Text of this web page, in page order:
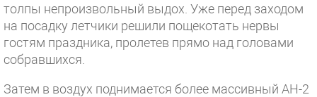
толпы непроизвольный выдох. Уже перед заходом
на посадку летчики решили пощекотать нервы
гостям праздника, пролетев прямо над головами
собравшихся.
Затем в воздух поднимается более массивный АН-2